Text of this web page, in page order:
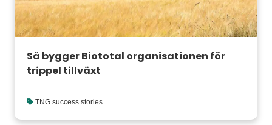
Så bygger Biototal organisationen för
trippel tillväxt
TNG success stories